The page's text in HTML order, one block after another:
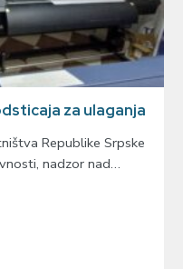
za ulaganja
Republike Srpske
nadzor nad…